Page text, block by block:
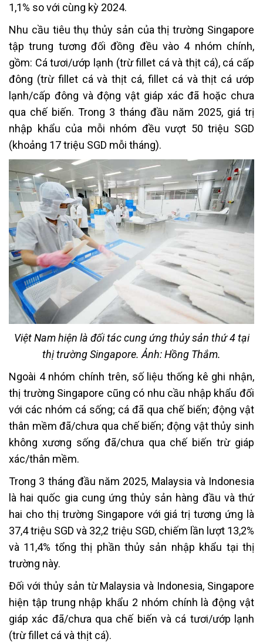
1,1% so với cùng kỳ 2024.
Nhu cầu tiêu thụ thủy sản của thị trường Singapore
tập trung tương đối đồng đều vào 4 nhóm chính,
gồm: Cá tươi/ướp lạnh (trừ fillet cá và thịt cá), cá cấp
đông (trừ fillet cá và thịt cá, fillet cá và thịt cá ướp
lạnh/cấp đông và động vật giáp xác đã hoặc chưa
qua chế biến. Trong 3 tháng đầu năm 2025, giá trị
nhập khẩu của mỗi nhóm đều vượt 50 triệu SGD
(khoảng 17 triệu SGD mỗi tháng).
Việt Nam hiện là đối tác cung ứng thủy sản thứ 4 tại
thị trường Singapore. Ảnh: Hồng Thắm.
Ngoài 4 nhóm chính trên, số liệu thống kê ghi nhận,
thị trường Singapore cũng có nhu cầu nhập khẩu đối
với các nhóm cá sống; cá đã qua chế biến; động vật
thân mềm đã/chưa qua chế biến; động vật thủy sinh
không xương sống đã/chưa qua chế biến trừ giáp
xác/thân mềm.
Trong 3 tháng đầu năm 2025, Malaysia và Indonesia
là hai quốc gia cung ứng thủy sản hàng đầu và thứ
hai cho thị trường Singapore với giá trị tương ứng là
37,4 triệu SGD và 32,2 triệu SGD, chiếm lần lượt 13,2%
và 11,4% tổng thị phần thủy sản nhập khẩu tại thị
trường này.
Đối với thủy sản từ Malaysia và Indonesia, Singapore
hiện tập trung nhập khẩu 2 nhóm chính là động vật
giáp xác đã/chưa qua chế biến và cá tươi/ướp lạnh
(trừ fillet cá và thịt cá).